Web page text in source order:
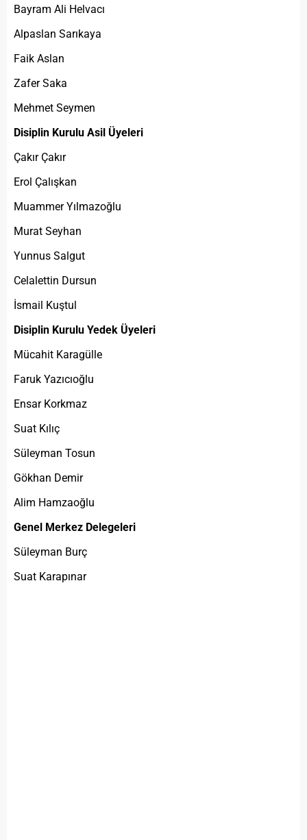
Bayram Ali Helvacı
Alpaslan Sarıkaya
Faik Aslan
Zafer Saka
Mehmet Seymen
Disiplin Kurulu Asil Üyeleri
Çakır Çakır
Erol Çalışkan
Muammer Yılmazoğlu
Murat Seyhan
Yunnus Salgut
Celalettin Dursun
İsmail Kuştul
Disiplin Kurulu Yedek Üyeleri
Mücahit Karagülle
Faruk Yazıcıoğlu
Ensar Korkmaz
Suat Kılıç
Süleyman Tosun
Gökhan Demir
Alim Hamzaoğlu
Genel Merkez Delegeleri
Süleyman Burç
Suat Karapınar